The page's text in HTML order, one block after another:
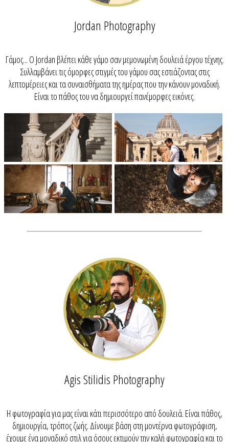
Jordan Photography
Γάμος... O Jordan βλέπει κάθε γάμο σαν μεμονωμένη δουλειά έργου τέχνης.
Συλλαμβάνει τις όμορφες στιγμές του γάμου σας εστιάζοντας στις
λεπτομέρειες και τα συναισθήματα της ημέρας που την κάνουν μοναδική.
Είναι το πάθος του να δημιουργεί πανέμορφες εικόνες.
Agis Stilidis Photography
H φωτογραφία για μας είναι κάτι περισσότερο από δουλειά. Είναι πάθος,
δημιουργία, τρόπος ζωής. Δίνουμε βάση στη μοντέρνα φωτογράφιση,
έχουμε ένα μοναδικό στιλ για όσους εκτιμούν την καλή φωτογραφία και το